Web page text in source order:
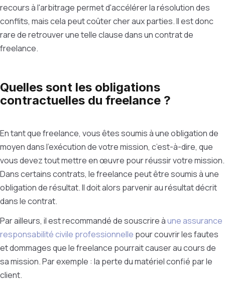
recours à l'arbitrage permet d'accélérer la résolution des
conflits, mais cela peut coûter cher aux parties. Il est donc
rare de retrouver une telle clause dans un contrat de
freelance.
Quelles sont les obligations
contractuelles du freelance ?
En tant que freelance, vous êtes soumis à une obligation de
moyen dans l’exécution de votre mission, c’est-à-dire, que
vous devez tout mettre en œuvre pour réussir votre mission.
Dans certains contrats, le freelance peut être soumis à une
obligation de résultat. Il doit alors parvenir au résultat décrit
dans le contrat.
Par ailleurs, il est recommandé de souscrire àune assurance
responsabilité civile professionnelle pour couvrir les fautes
et dommages que le freelance pourrait causer au cours de
sa mission. Par exemple : la perte du matériel confié par le
client.